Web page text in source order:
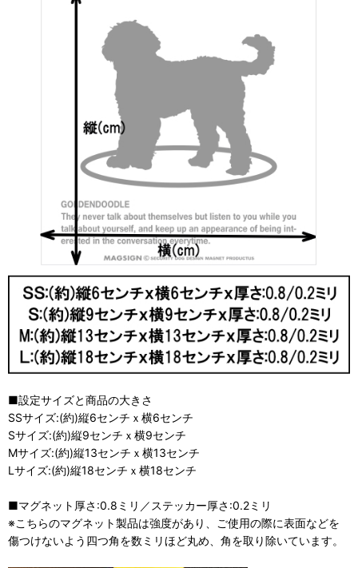
■設定サイズと商品の大きさ
SSサイズ:(約)縦6センチｘ横6センチ
Sサイズ:(約)縦9センチｘ横9センチ
Mサイズ:(約)縦13センチｘ横13センチ
Lサイズ:(約)縦18センチｘ横18センチ
■マグネット厚さ:0.8ミリ／ステッカー厚さ:0.2ミリ
※こちらのマグネット製品は強度があり、ご使用の際に表面などを
傷つけないよう四つ角を数ミリほど丸め、角を取り除いています。